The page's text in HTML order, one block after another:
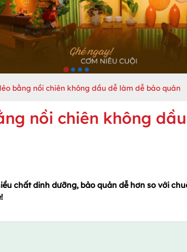
bằng nồi chiên không dầu dễ làm dễ bảo quản
nồi chiên không dầu
chất dinh dưỡng, bảo quản dễ hơn so với